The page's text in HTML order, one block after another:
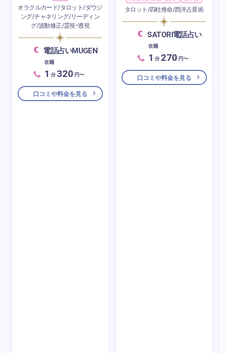
オラクルカード/タロット/ダウジ
ング/チャネリング/リーディン
グ/波動修正/霊視・透視
電話占いMUGEN
在籍
1 分 320 円〜
口コミや料金を見る
タロット/四柱推命/西洋占星術
SATORI電話占い
在籍
1 分 270 円〜
口コミや料金を見る